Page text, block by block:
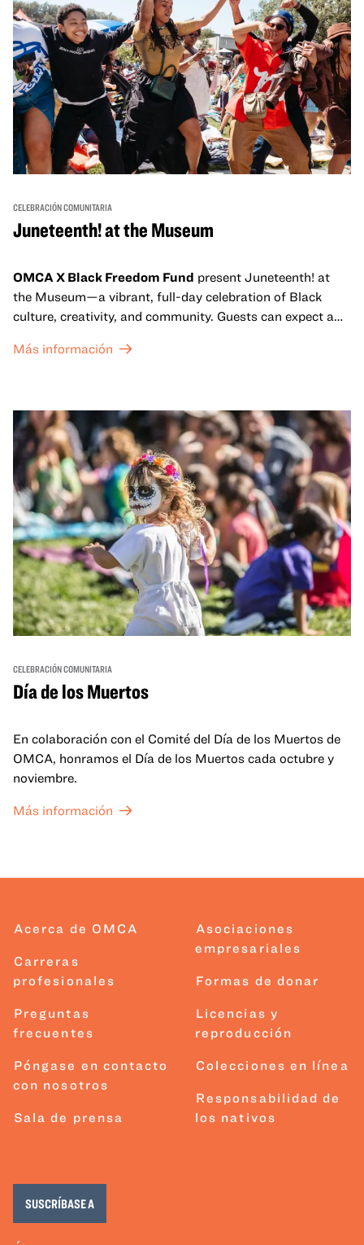
CELEBRACIÓN COMUNITARIA
Juneteenth! at the Museum
OMCA X Black Freedom Fund present Juneteenth! at
the Museum—a vibrant, full-day celebration of Black
culture, creativity, and community. Guests can expect a
sets from boundary-pushing artists, delicious offerings
move, make, and connect in celebration of Black culture.
Más información
CELEBRACIÓN COMUNITARIA
Día de los Muertos
En colaboración con el Comité del Día de los Muertos de
OMCA, honramos el Día de los Muertos cada octubre y
noviembre.
Más información
Acerca de OMCA
Carreras
profesionales
Preguntas
frecuentes
Póngase en contacto
con nosotros
Sala de prensa
Asociaciones
empresariales
Formas de donar
Licencias y
reproducción
Colecciones en línea
Responsabilidad de
los nativos
SUSCRÍBASE A